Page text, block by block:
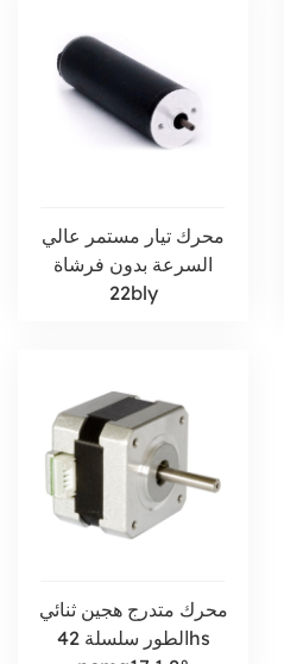
محرك تيار مستمر عالي
السرعة بدون فرشاة
22bly
محرك متدرج هجين ثنائي
الطور سلسلة 42hs